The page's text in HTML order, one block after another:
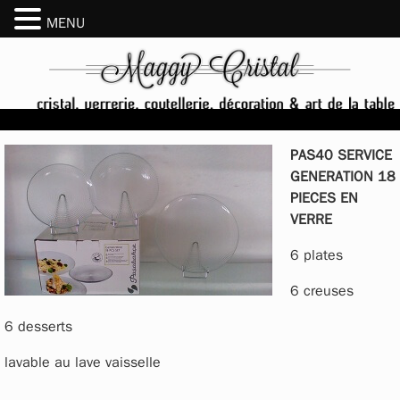
PAS40 SERVICE
GENERATION 18
PIECES EN
VERRE
6 plates
6 creuses
6 desserts
lavable au lave vaisselle
MENU